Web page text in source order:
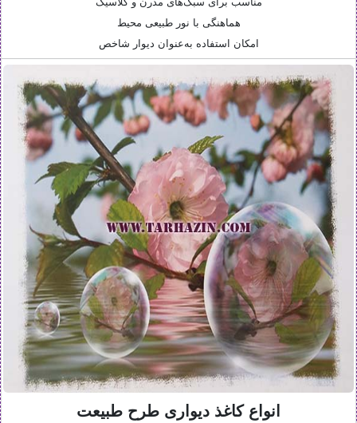
هماهنگی با نور طبیعی محیط
امکان استفاده به‌عنوان دیوار شاخص
انواع کاغذ دیواری طرح طبیعت